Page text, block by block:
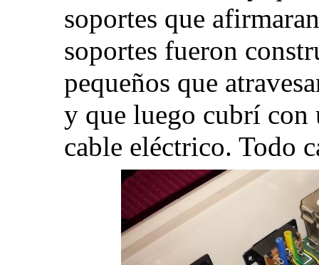
soportes que
soportes fueron
pequeños que
y que luego cubrí con
cable eléctrico. Todo